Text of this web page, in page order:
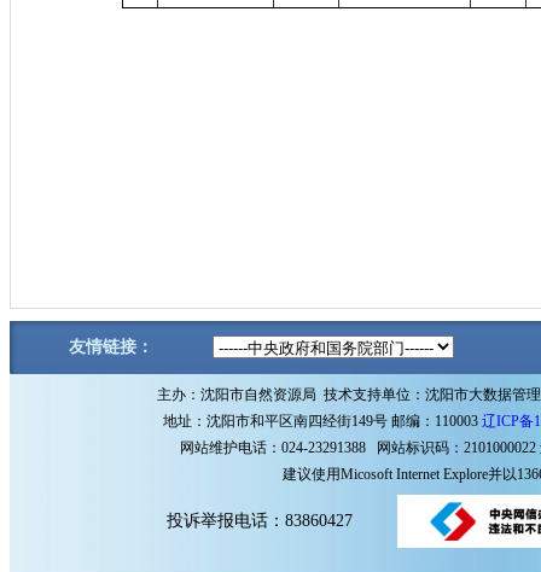
友情链接：
主办：沈阳市自然资源局 技术支持单位：沈阳市大数据管
地址：沈阳市和平区南四经街149号 邮编：110003 辽ICP备
网站维护电话：024-23291388 网站标识码：2101000022
建议使用Micosoft Internet Explore并以
投诉举报电话：83860427